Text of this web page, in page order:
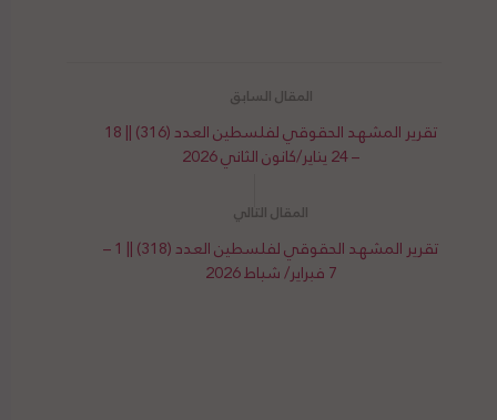
تقرير المشهد الحقوقي لفلسطين العدد (316) || 18
– 24 يناير/كانون الثاني 2026
تقرير المشهد الحقوقي لفلسطين العدد (318) || 1 –
7 فبراير/ شباط 2026